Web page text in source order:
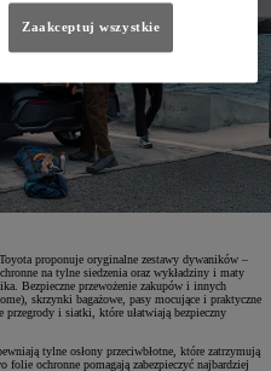
proponuje oryginalne zestawy dywaników –
na tylne siedzenia oraz wykładziny i maty
Bezpieczne przewożenie zakupów i innych
skrzynki bagażowe, pasy mocujące i praktyczne
przegrody i siatki, które ułatwiają bezpieczny
tylne osłony przeciwbłotne, które zatrzymują
folie ochronne pomagają zabezpieczyć najbardziej
Zaakceptuj wszystkie